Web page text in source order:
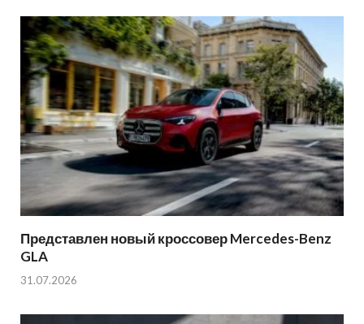
Представлен новый кроссовер Mercedes-Benz
GLA
31.07.2026